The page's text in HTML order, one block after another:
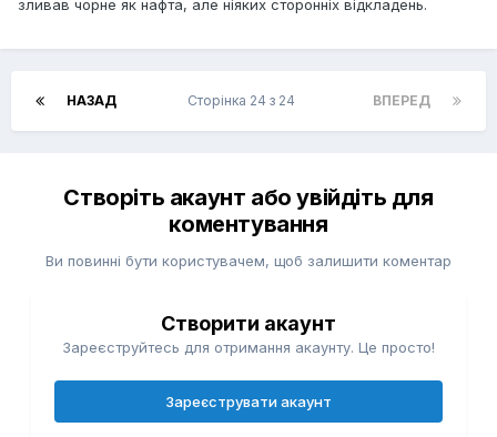
зливав чорне як нафта, але ніяких сторонніх відкладень.
НАЗАД ВПЕРЕД
Сторінка 24 з 24
Створіть акаунт або увійдіть для
коментування
Ви повинні бути користувачем, щоб залишити коментар
Створити акаунт
Зареєструйтесь для отримання акаунту. Це просто!
Зареєструвати акаунт